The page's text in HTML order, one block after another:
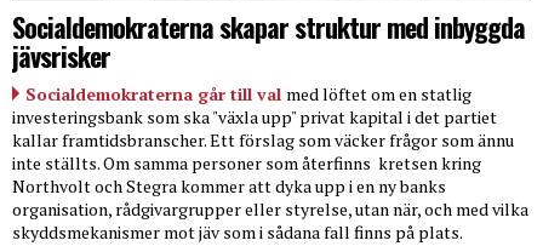
Socialdemokraterna skapar struktur med inbyggda
jävsrisker
Socialdemokraterna går till val med löftet om en statlig
investeringsbank som ska "växla upp" privat kapital i det partiet
kallar framtidsbranscher. Ett förslag som väcker frågor som ännu
inte ställts. Om samma personer som återfinns kretsen kring
Northvolt och Stegra kommer att dyka upp i en ny banks
organisation, rådgivargrupper eller styrelse, utan när, och med vilka
skyddsmekanismer mot jäv som i sådana fall finns på plats.